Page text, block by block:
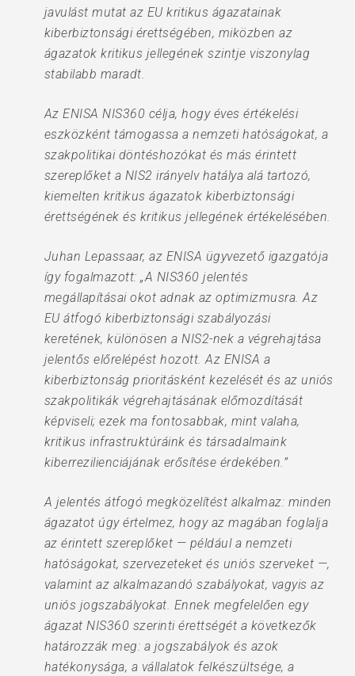
javulást mutat az EU kritikus ágazatainak
kiberbiztonsági érettségében, miközben az
ágazatok kritikus jellegének szintje viszonylag
stabilabb maradt.
Az ENISA NIS360 célja, hogy éves értékelési
eszközként támogassa a nemzeti hatóságokat, a
szakpolitikai döntéshozókat és más érintett
szereplőket a NIS2 irányelv hatálya alá tartozó,
kiemelten kritikus ágazatok kiberbiztonsági
érettségének és kritikus jellegének értékelésében.
Juhan Lepassaar, az ENISA ügyvezető igazgatója
így fogalmazott: „A NIS360 jelentés
megállapításai okot adnak az optimizmusra. Az
EU átfogó kiberbiztonsági szabályozási
keretének, különösen a NIS2-nek a végrehajtása
jelentős előrelépést hozott. Az ENISA a
kiberbiztonság prioritásként kezelését és az uniós
szakpolitikák végrehajtásának előmozdítását
képviseli; ezek ma fontosabbak, mint valaha,
kritikus infrastruktúráink és társadalmaink
kiberrezilienciájának erősítése érdekében.”
A jelentés átfogó megközelítést alkalmaz: minden
ágazatot úgy értelmez, hogy az magában foglalja
az érintett szereplőket — például a nemzeti
hatóságokat, szervezeteket és uniós szerveket —,
valamint az alkalmazandó szabályokat, vagyis az
uniós jogszabályokat. Ennek megfelelően egy
ágazat NIS360 szerinti érettségét a következők
határozzák meg: a jogszabályok és azok
hatékonysága, a vállalatok felkészültsége, a